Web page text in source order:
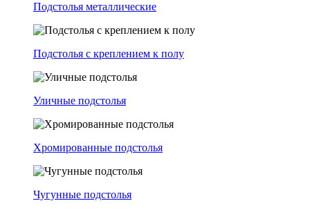
Подстолья металлические
Подстолья с креплением к полу
Уличные подстолья
Хромированные подстолья
Чугунные подстолья